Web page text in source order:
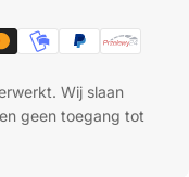
Wij slaan
geen toegang tot